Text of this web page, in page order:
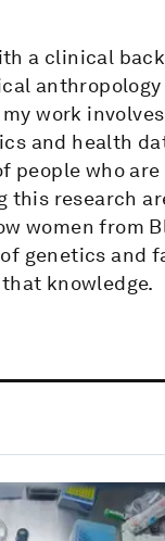
a clinical
work
and health
people who
this research
women from
genetics and
knowledge.